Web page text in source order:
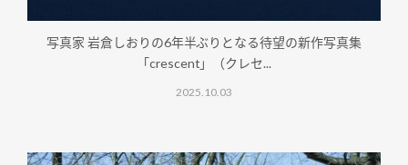
写真家 岩倉しおりの6年半ぶりとなる待望の新作写真集
「crescent」（クレセ...
2025.10.03